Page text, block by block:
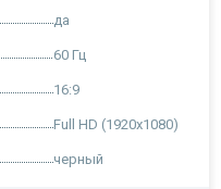
да
60 Гц
16:9
Full HD (1920x1080)
черный